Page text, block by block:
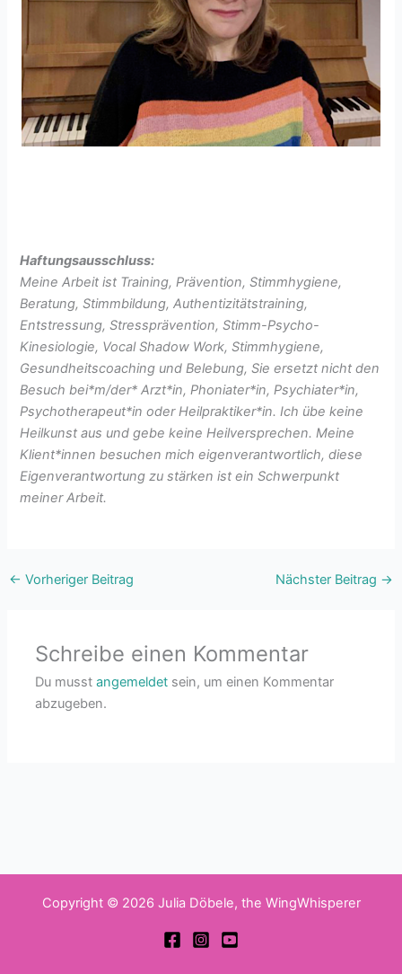
Haftungsausschluss:
Meine Arbeit ist Training, Prävention, Stimmhygiene,
Beratung, Stimmbildung, Authentizitätstraining,
Entstressung, Stressprävention, Stimm-Psycho-
Kinesiologie, Vocal Shadow Work, Stimmhygiene,
Gesundheitscoaching und Belebung, Sie ersetzt nicht den
Besuch bei*m/der* Arzt*in, Phoniater*in, Psychiater*in,
Psychotherapeut*in oder Heilpraktiker*in. Ich übe keine
Heilkunst aus und gebe keine Heilversprechen. Meine
Klient*innen besuchen mich eigenverantwortlich, diese
Eigenverantwortung zu stärken ist ein Schwerpunkt
meiner Arbeit.
← Vorheriger Beitrag Nächster Beitrag →
Schreibe einen Kommentar
Du musstangemeldet sein, um einen Kommentar
abzugeben.
Copyright © 2026 Julia Döbele, the WingWhisperer